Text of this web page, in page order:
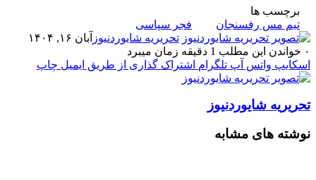
برچسب ها
تیم مس رفسنجان
فجر سپاسی
تحریریه شایوردنیوز آبان ۱۶, ۱۴۰۴
۰ خواندن این مطلب 1 دقیقه زمان میبرد
اسکایپ واتس آپ تلگرام اشتراک گذاری از طریق ایمیل چاپ
تحریریه شایوردنیوز
نوشته های مشابه